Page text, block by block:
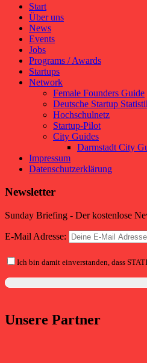
Start
Über uns
News
Events
Jobs
Programs / Awards
Startups
Network
Female Founders Guide
Deutsche Startup
Hochschulnetz
Startup-Pilot
City Guides
Darmstadt City
Impressum
Datenschutzerklärung
Newsletter
Sunday Briefing - Der kostenlose
E-Mail Adresse:
Ich bin damit einverstanden, dass
Unsere Partner